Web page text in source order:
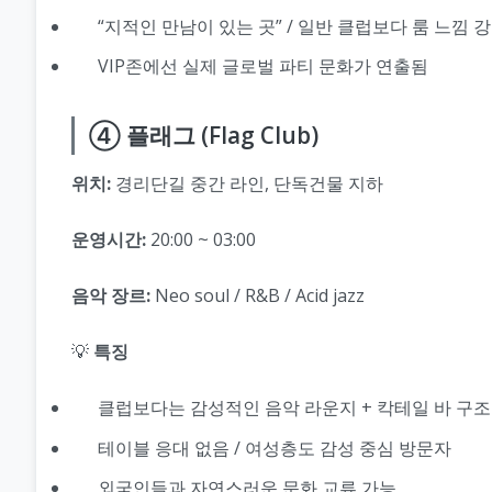
“지적인 만남이 있는 곳” / 일반 클럽보다 룸 느낌
VIP존에선 실제 글로벌 파티 문화가 연출됨
④ 플래그 (Flag Club)
위치: 경리단길 중간 라인, 단독건물 지하
운영시간: 20:00 ~ 03:00
음악 장르: Neo soul / R&B / Acid jazz
💡 특징
클럽보다는 감성적인 음악 라운지 + 칵테일 바 구조
테이블 응대 없음 / 여성층도 감성 중심 방문자